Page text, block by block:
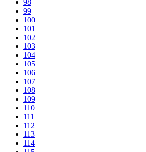
98
99
100
101
102
103
104
105
106
107
108
109
110
111
112
113
114